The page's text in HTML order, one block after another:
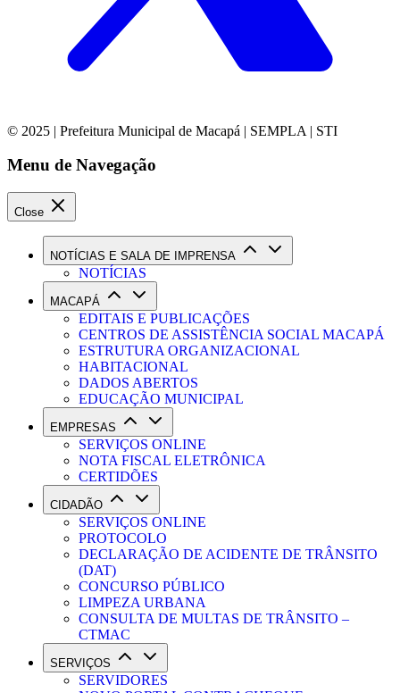
© 2025 | Prefeitura Municipal de Macapá | SEMPLA | STI
Menu de Navegação
Close
NOTÍCIAS E SALA DE IMPRENSA
NOTÍCIAS
MACAPÁ
EDITAIS E PUBLICAÇÕES
CENTROS DE ASSISTÊNCIA SOCIAL MACAPÁ
ESTRUTURA ORGANIZACIONAL
HABITACIONAL
DADOS ABERTOS
EDUCAÇÃO MUNICIPAL
EMPRESAS
SERVIÇOS ONLINE
NOTA FISCAL ELETRÔNICA
CERTIDÕES
CIDADÃO
SERVIÇOS ONLINE
PROTOCOLO
DECLARAÇÃO DE ACIDENTE DE TRÂNSITO
(DAT)
CONCURSO PÚBLICO
LIMPEZA URBANA
CONSULTA DE MULTAS DE TRÂNSITO –
CTMAC
SERVIÇOS
SERVIDORES